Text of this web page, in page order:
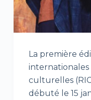
La première
internationales
culturelles
débuté le 15